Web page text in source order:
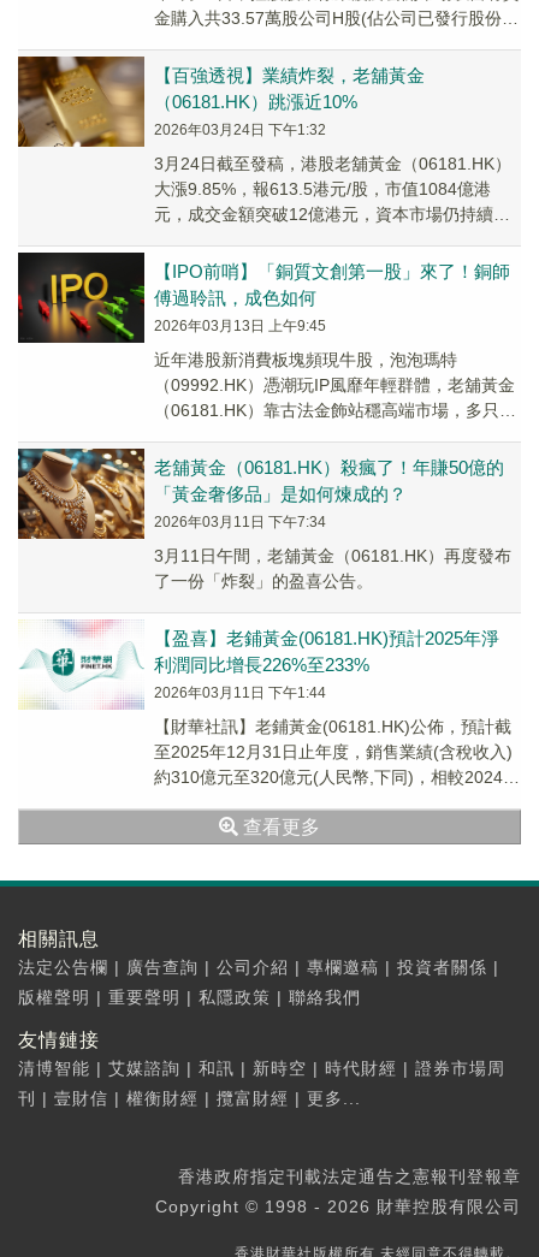
金購入共33.57萬股公司H股(佔公司已發行股份總
【百強透視】業績炸裂，老舖黃金
（06181.HK）跳漲近10%
2026年03月24日 下午1:32
3月24日截至發稿，港股老舖黃金（06181.HK）
大漲9.85%，報613.5港元/股，市值1084億港
元，成交金額突破12億港元，資本市場仍持續看
【IPO前哨】「銅質文創第一股」來了！銅師
傅過聆訊，成色如何
2026年03月13日 上午9:45
近年港股新消費板塊頻現牛股，泡泡瑪特
（09992.HK）憑潮玩IP風靡年輕群體，老舖黃金
（06181.HK）靠古法金飾站穩高端市場，多只個
老舖黃金（06181.HK）殺瘋了！年賺50億的
「黃金奢侈品」是如何煉成的？
2026年03月11日 下午7:34
3月11日午間，老舖黃金（06181.HK）再度發布
了一份「炸裂」的盈喜公告。
​【盈喜】老鋪黃金(06181.HK)預計2025年淨
利潤同比增長226%至233%
2026年03月11日 下午1:44
​【財華社訊】老鋪黃金(06181.HK)公佈，預計截
至2025年12月31日止年度，銷售業績(含稅收入)
約310億元至320億元(人民幣,下同)，相較2024年
查看更多
相關訊息
法定公告欄 | 廣告查詢 | 公司介紹 | 專欄邀稿 | 投資者關係 |
版權聲明 | 重要聲明 | 私隱政策 | 聯絡我們
友情鏈接
清博智能 | 艾媒諮詢 | 和訊 | 新時空 | 時代財經 | 證券市場周
刊
| 壹財信 | 權衡財經 | 攬富財經 | 更多...
香港政府指定刊載法定通告之憲報刊登報章
Copyright © 1998 - 2026 財華控股有限公司